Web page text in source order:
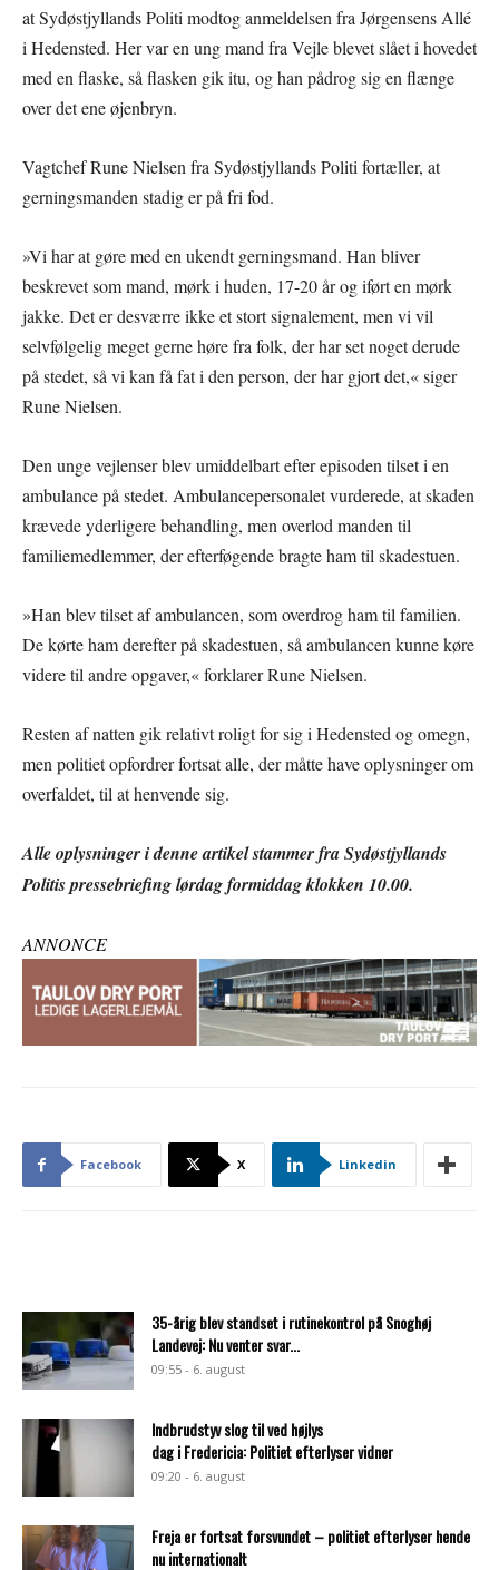
at Sydøstjyllands Politi modtog anmeldelsen fra Jørgensens Allé
i Hedensted. Her var en ung mand fra Vejle blevet slået i hovedet
med en flaske, så flasken gik itu, og han pådrog sig en flænge
over det ene øjenbryn.
Vagtchef Rune Nielsen fra Sydøstjyllands Politi fortæller, at
gerningsmanden stadig er på fri fod.
»Vi har at gøre med en ukendt gerningsmand. Han bliver
beskrevet som mand, mørk i huden, 17-20 år og iført en mørk
jakke. Det er desværre ikke et stort signalement, men vi vil
selvfølgelig meget gerne høre fra folk, der har set noget derude
på stedet, så vi kan få fat i den person, der har gjort det,« siger
Rune Nielsen.
Den unge vejlenser blev umiddelbart efter episoden tilset i en
ambulance på stedet. Ambulancepersonalet vurderede, at skaden
krævede yderligere behandling, men overlod manden til
familiemedlemmer, der efterføgende bragte ham til skadestuen.
»Han blev tilset af ambulancen, som overdrog ham til familien.
De kørte ham derefter på skadestuen, så ambulancen kunne køre
videre til andre opgaver,« forklarer Rune Nielsen.
Resten af natten gik relativt roligt for sig i Hedensted og omegn,
men politiet opfordrer fortsat alle, der måtte have oplysninger om
overfaldet, til at henvende sig.
Alle oplysninger i denne artikel stammer fra Sydøstjyllands
Politis pressebriefing lørdag formiddag klokken 10.00.
ANNONCE
Facebook X Linkedin
35-årig blev standset i rutinekontrol på Snoghøj
Landevej: Nu venter svar...
09:55 - 6. august
Indbrudstyv slog til ved højlys
dag i Fredericia: Politiet efterlyser vidner
09:20 - 6. august
Freja er fortsat forsvundet – politiet efterlyser hende
nu internationalt